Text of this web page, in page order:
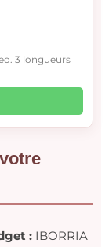
3 longueurs
: IBORRIA